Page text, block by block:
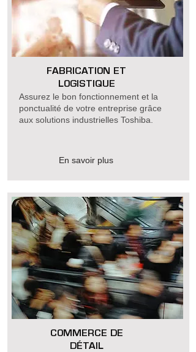
FABRICATION ET
LOGISTIQUE
Assurez le bon fonctionnement et la
ponctualité de votre entreprise grâce
aux solutions industrielles Toshiba
En savoir plus
COMMERCE DE
DÉTAIL